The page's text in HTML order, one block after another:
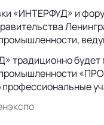
«ИНТЕРФУД» и
традиционно будет
профессиональные